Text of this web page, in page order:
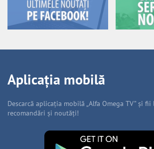
Aplicația mobilă
Descarcă aplicația mobilă „Alfa Omega TV” și
recomandări și noutăți!